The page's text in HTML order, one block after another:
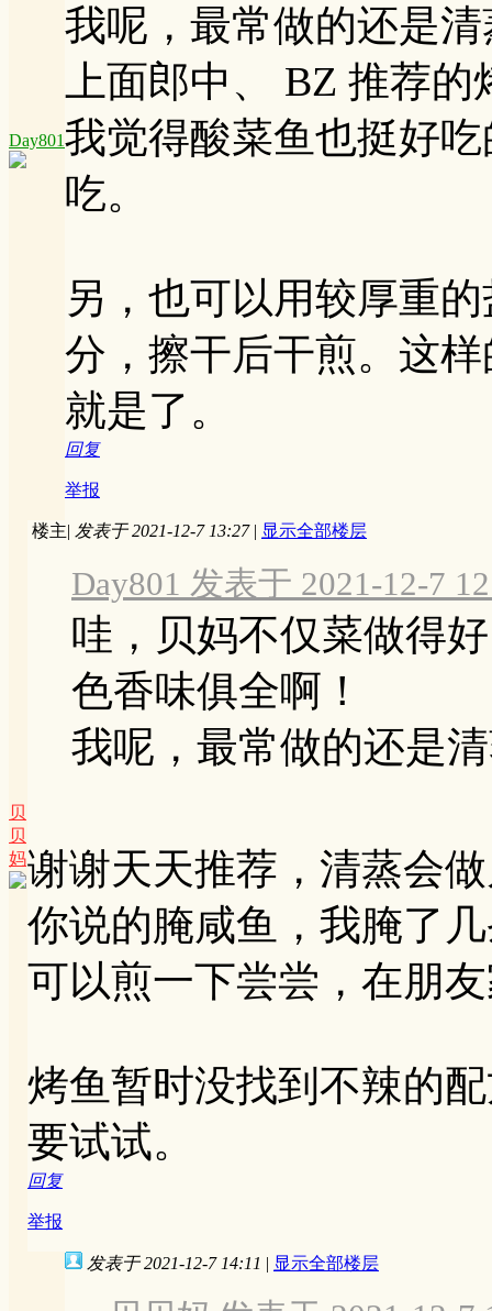
Day801
我呢，最常做的还是
上面郎中、 BZ 推荐
我觉得酸菜鱼也挺好
吃。
另，也可以用较厚重
分，擦干后干煎。这
就是了。
回复
举报
贝
贝
妈
楼主| 发表于 2021-12-7 13:27 | 显示全部楼层
Day801 发表于 2021-12-7
哇，贝妈不仅菜做得
色香味俱全啊！
我呢，最常做的还是
谢谢天天推荐，清蒸会
你说的腌咸鱼，我腌了
可以煎一下尝尝，在朋
烤鱼暂时没找到不辣的
要试试。
回复
举报
发表于 2021-12-7 14:11 | 显示全部楼层